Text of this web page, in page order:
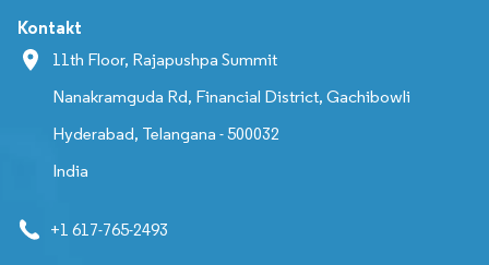
Kontakt
11th Floor, Rajapushpa Summit
Nanakramguda Rd, Financial District, Gachibowli
Hyderabad, Telangana - 500032
India
+1 617-765-2493